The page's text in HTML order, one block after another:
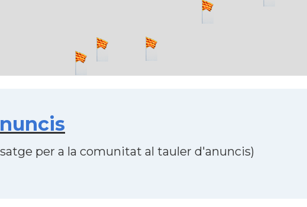
per a la comunitat al tauler d'anuncis)